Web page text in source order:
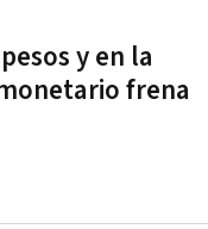
y en la
frena